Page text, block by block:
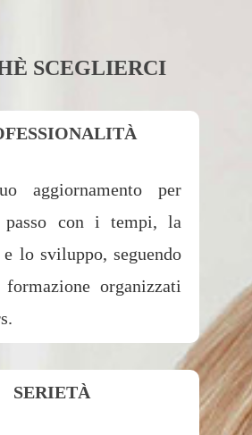
SCEGLIERCI
aggiornamento per
passo con i tempi, la
lo sviluppo, seguendo
organizzati
SERIETÀ